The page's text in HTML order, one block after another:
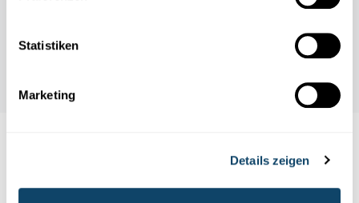
Statistiken
Marketing
Details zeigen